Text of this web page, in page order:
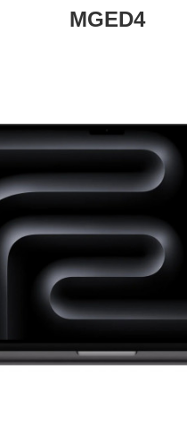
MGED4